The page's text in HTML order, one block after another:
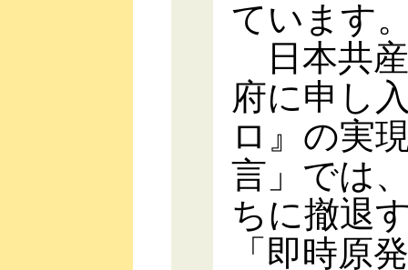
ています
日本共
府に申し
ロ』の実
言」では
ちに撤退
「即時原